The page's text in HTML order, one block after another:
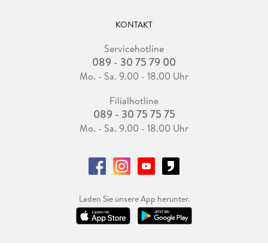
KONTAKT
Servicehotline
089 - 30 75 79 00
Mo. - Sa. 9.00 - 18.00 Uhr
Filialhotline
089 - 30 75 75 75
Mo. - Sa. 9.00 - 18.00 Uhr
Laden Sie unsere App herunter.